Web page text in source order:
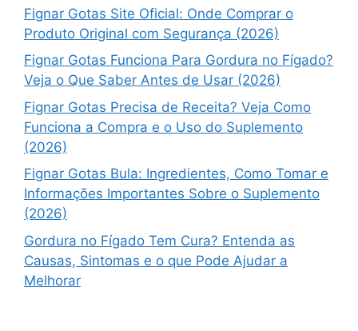
Fignar Gotas Site Oficial: Onde Comprar o
Produto Original com Segurança (2026)
Fignar Gotas Funciona Para Gordura no Fígado?
Veja o Que Saber Antes de Usar (2026)
Fignar Gotas Precisa de Receita? Veja Como
Funciona a Compra e o Uso do Suplemento
(2026)
Fignar Gotas Bula: Ingredientes, Como Tomar e
Informações Importantes Sobre o Suplemento
(2026)
Gordura no Fígado Tem Cura? Entenda as
Causas, Sintomas e o que Pode Ajudar a
Melhorar